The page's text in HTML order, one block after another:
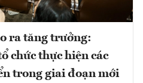
ra tăng trưởng:
chức thực hiện các
trong giai đoạn mới